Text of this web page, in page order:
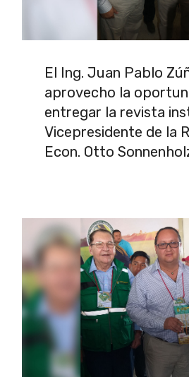
El Ing. Juan Pablo
aprovecho la
entregar la revista
Vicepresidente de la
Econ. Otto